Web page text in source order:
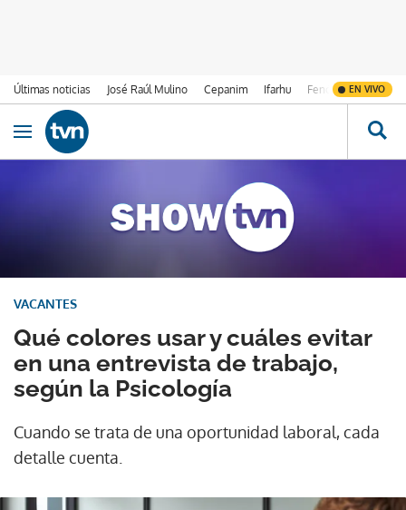
Últimas noticias José Raúl Mulino Cepanim Ifarhu Fenómeno de El
EN VIVO
Ir al contenido
Obrir navegació
Qué colores usar y cuáles evitar
en una entrevista de trabajo,
según la Psicología
VACANTES
Cuando se trata de una oportunidad laboral, cada
detalle cuenta.